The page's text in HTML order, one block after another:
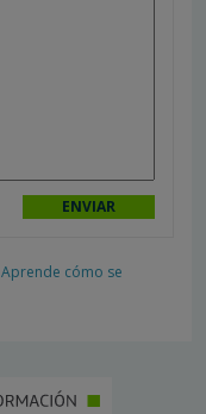
Aprende cómo se